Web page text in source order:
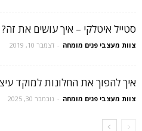
סטייל איטלקי – איך עושים את זה?
צוות מעצבי פנים מומחה - דצמבר 10, 2019
איך להפוך את החלונות למוקד
צוות מעצבי פנים מומחה - נובמבר 30, 2025